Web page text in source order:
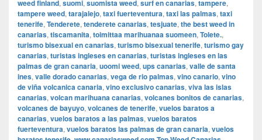
weed finland, suomi, suomista weed, surf en canarias, tampere,
tampere weed, tarajalejo, taxi fuerteventura, taxi las palmas, taxi
tenerife, Tenderete, tenderete canarias, tesjuate, the best weed in
canarias, tiscamanita, toimittaa marihuanaa suomeen, Tolete.,
turismo bisexual en canarias, turismo bisexual tenerife, turismo gay
canarias, turistas ingleses en canarias, turistas ingleses en las
palmas de gran canaria, uoomi weed, ups canarias, valle de santa
ines, valle dorado canarias, vega de rio palmas, vino canario, vino
de viña volcanica canaria, vino exclusivo canarias, viva las islas
canarias, volcan marihuana canarias, volcanes bonitos de canarias,
volcanes de bayuyo, volcanes de tenerife, vuelos baratos a
canarias, vuelos baratos a las palmas, vuelos baratos
fuerteventura, vuelos baratos las palmas de gran canaria, vuelos